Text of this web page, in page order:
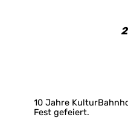
10 Jahre
Fest gefeiert.